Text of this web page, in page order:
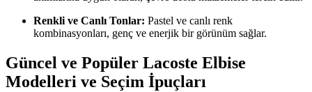
Renkli ve Canlı Tonlar: Pastel ve canlı renk
kombinasyonları, genç ve enerjik bir görünüm sağlar.
Güncel ve Popüler Lacoste Elbise
Modelleri ve Seçim İpuçları